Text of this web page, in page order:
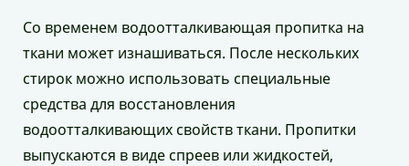
Со временем водоотталкивающая пропитка на
ткани может изнашиваться. После нескольких
стирок можно использовать специальные
средства для восстановления
водоотталкивающих свойств ткани. Пропитки
выпускаются в виде спреев или жидкостей,